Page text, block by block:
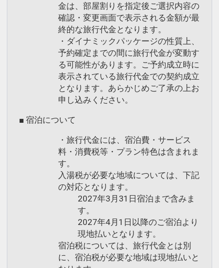
金は、部屋割りを指定後ご選択内容の
確認・変更画面で表示される金額が最
終的な旅行代金となります。
・ダイナミックパッケージの性質上、
予約確定までの間に旅行代金が変動す
る可能性があります。ご予約成立時に
表示されている旅行代金での契約成立
となります。あらかじめご了承の上お
申し込みください。
■ 宿泊について
・旅行代金には、宿泊費・サービス
料・消費税等・プラン特色は含まれま
す。
入湯税が必要な地域については、下記
の対応となります。
2027年3月31日宿泊まで含みま
す。
2027年4月1日以降のご宿泊より
現地払いとなります。
宿泊税については、旅行代金とは別
に、宿泊税が必要な地域は現地払いと